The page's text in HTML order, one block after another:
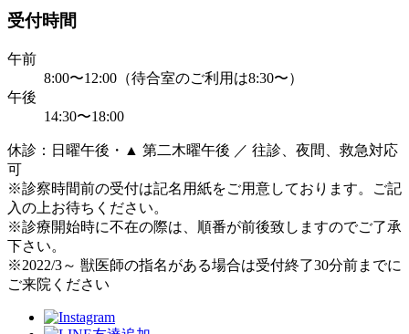
受付時間
午前
8:00〜12:00（待合室のご利用は8:30〜）
午後
14:30〜18:00
休診：日曜午後・▲ 第二木曜午後 ／ 往診、夜間、救急対応
可
※診察時間前の受付は記名用紙をご用意しております。ご記
入の上お待ちください。
※診療開始時に不在の際は、順番が前後致しますのでご了承
下さい。
※2022/3～ 獣医師の指名がある場合は受付終了30分前までに
ご来院ください